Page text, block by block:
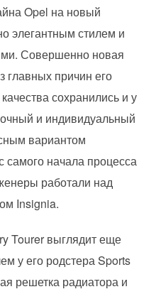
Opel на новый
элегантным стилем и
Совершенно новая
главных причин его
сохранились и у
и индивидуальный
вариантом
самого начала процесса
работали над
Insignia.
Tourer выглядит еще
у его родстера Sports
решетка радиатора и